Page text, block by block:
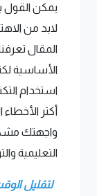
يمكن القول
لابد من
المقال
الأساسية
استخدام
أكثر
واجهتك
التعليمية
لتقليل